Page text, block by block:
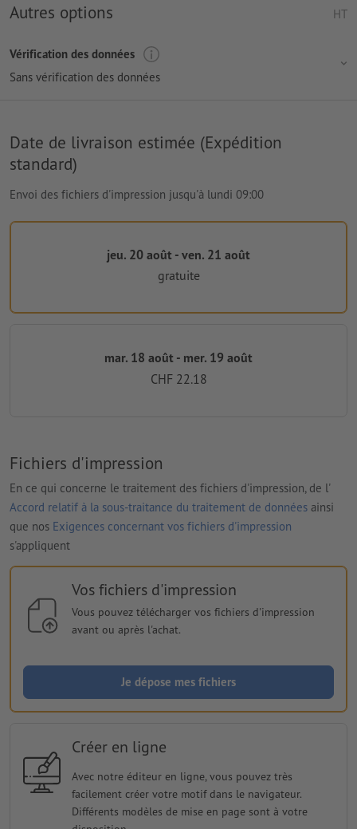
Autres options HT
Vérification des données
Sans vérification des données
Date de livraison estimée (Expédition
standard)
Envoi des fichiers d'impression jusqu'à lundi 09:00
jeu. 20 août - ven. 21 août
gratuite
mar. 18 août - mer. 19 août
CHF 22.18
Fichiers d'impression
En ce qui concerne le traitement des fichiers d'impression, de l'
Accord relatif à la sous-traitance du traitement de données ainsi
que nos Exigences concernant vos fichiers d'impression
s'appliquent
Vos fichiers d'impression
Vous pouvez télécharger vos fichiers d'impression
avant ou après l'achat.
Je dépose mes fichiers
Créer en ligne
Avec notre éditeur en ligne, vous pouvez très
facilement créer votre motif dans le navigateur.
Différents modèles de mise en page sont à votre